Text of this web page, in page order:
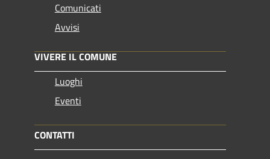
Comunicati
Avvisi
VIVERE IL COMUNE
Luoghi
Eventi
CONTATTI